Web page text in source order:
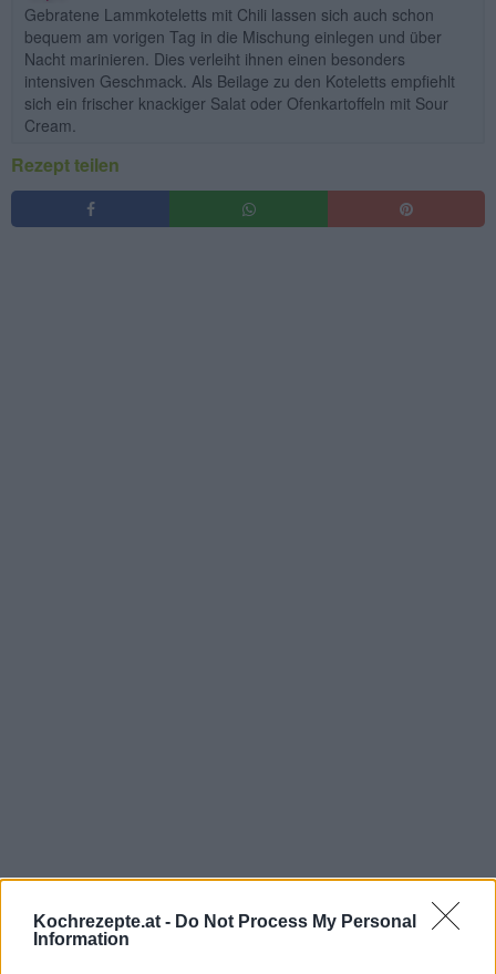
Kochrezepte.at - Do Not Process My Personal
Information
Gebratene Lammkoteletts mit Chili lassen sich auch schon
bequem am vorigen Tag in die Mischung einlegen und über
Nacht marinieren. Dies verleiht ihnen einen besonders
intensiven Geschmack. Als Beilage zu den Koteletts empfiehlt
sich ein frischer knackiger Salat oder Ofenkartoffeln mit Sour
Cream.
Rezept teilen
Interessante Rezeptsammlungen